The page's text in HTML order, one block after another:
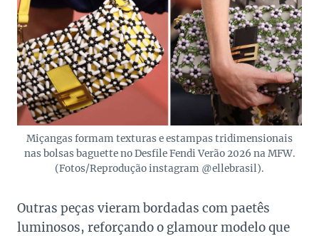
Miçangas formam texturas e estampas tridimensionais
nas bolsas baguette no Desfile Fendi Verão 2026 na MFW.
(Fotos/Reprodução instagram @ellebrasil).
Outras peças vieram bordadas com paetês
luminosos, reforçando o glamour modelo que